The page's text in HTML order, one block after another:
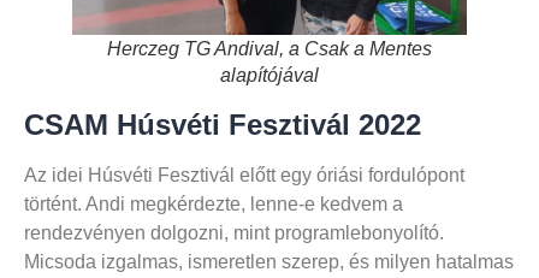
Herczeg TG Andival, a Csak a Mentes
alapítójával
CSAM Húsvéti Fesztivál 2022
Az idei Húsvéti Fesztivál előtt egy óriási fordulópont
történt. Andi megkérdezte, lenne-e kedvem a
rendezvényen dolgozni, mint programlebonyolító.
Micsoda izgalmas, ismeretlen szerep, és milyen hatalmas